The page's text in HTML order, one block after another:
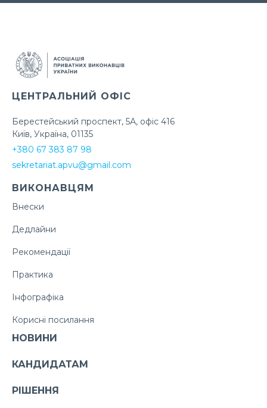
ЦЕНТРАЛЬНИЙ ОФІС
Берестейський проспект, 5А, офіс 416
Київ, Україна, 01135
+380 67 383 87 98
sekretariat.apvu@gmail.com
ВИКОНАВЦЯМ
Внески
Дедлайни
Рекомендації
Практика
Інфографіка
Корисні посилання
НОВИНИ
КАНДИДАТАМ
РІШЕННЯ